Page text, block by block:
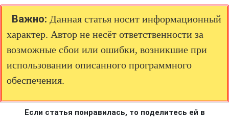
Важно: Данная статья носит информационный
характер. Автор не несёт ответственности за
возможные сбои или ошибки, возникшие при
использовании описанного программного
обеспечения.
Если статья понравилась, то поделитесь ей в